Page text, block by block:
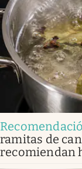
ramitas de
recomiendan